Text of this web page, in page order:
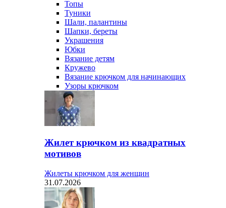
Топы
Туники
Шали, палантины
Шапки, береты
Украшения
Юбки
Вязание детям
Кружево
Вязание крючком для начинающих
Узоры крючком
Жилет крючком из квадратных
мотивов
Жилеты крючком для женщин
31.07.2026